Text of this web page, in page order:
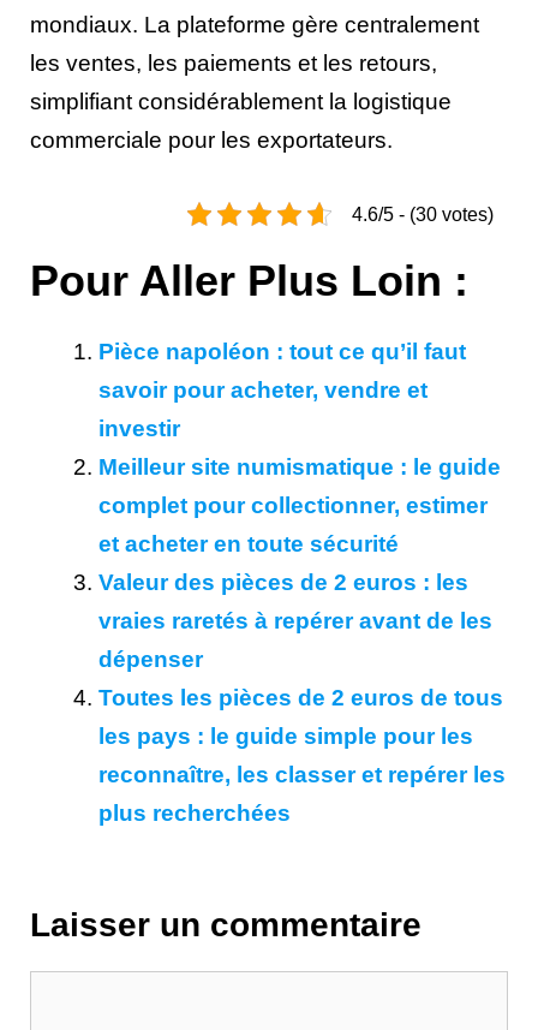
mondiaux. La plateforme gère centralement
les ventes, les paiements et les retours,
simplifiant considérablement la logistique
commerciale pour les exportateurs.
4.6/5 - (30 votes)
Pour Aller Plus Loin :
Pièce napoléon : tout ce qu’il faut
savoir pour acheter, vendre et
investir
Meilleur site numismatique : le guide
complet pour collectionner, estimer
et acheter en toute sécurité
Valeur des pièces de 2 euros : les
vraies raretés à repérer avant de les
dépenser
Toutes les pièces de 2 euros de tous
les pays : le guide simple pour les
reconnaître, les classer et repérer les
plus recherchées
Laisser un commentaire